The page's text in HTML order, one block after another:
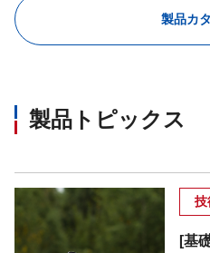
製品カ
製品トピックス
技
[基